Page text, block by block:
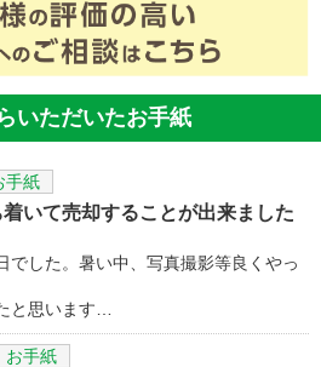
いただいたお手紙
手紙
いて売却することが出来ました
でした。暑い中、写真撮影等良くやっ
と思います…
お手紙